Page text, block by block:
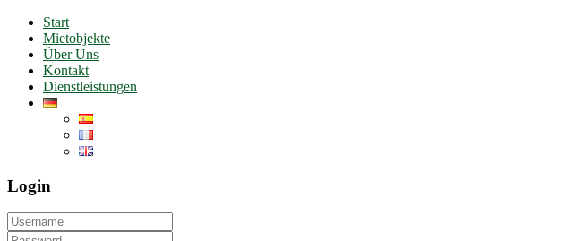
Start
Mietobjekte
Über Uns
Kontakt
Dienstleistungen
Login